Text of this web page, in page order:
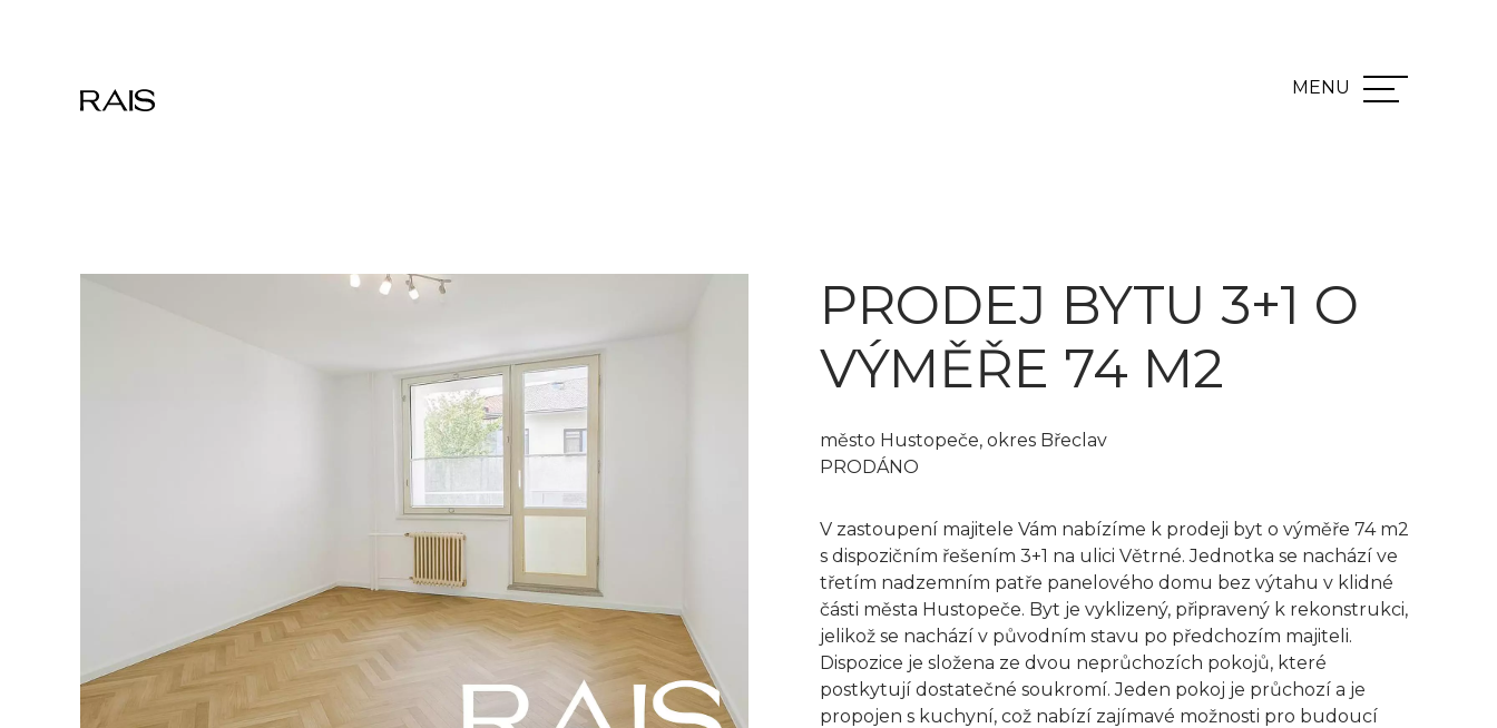
PRODEJ BYTU 3+1 O
VÝMĚŘE 74 M2
město Hustopeče, okres Břeclav
PRODÁNO
V zastoupení majitele Vám nabízíme k prodeji byt o výměře 74 m2
s dispozičním řešením 3+1 na ulici Větrné. Jednotka se nachází ve
třetím nadzemním patře panelového domu bez výtahu v klidné
části města Hustopeče. Byt je vyklizený, připravený k rekonstrukci,
jelikož se nachází v původním stavu po předchozím majiteli.
Dispozice je složena ze dvou neprůchozích pokojů, které
postkytují dostatečné soukromí. Jeden pokoj je průchozí a je
propojen s kuchyní, což nabízí zajímavé možnosti pro budoucí